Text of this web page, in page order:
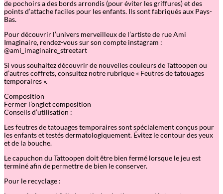
de pochoirs a des bords arrondis (pour éviter les griffures) et des
points d’attache faciles pour les enfants. Ils sont fabriqués aux Pays-
Bas.
Pour découvrir l’univers merveilleux de l’artiste de rue Ami
Imaginaire, rendez-vous sur son compte instagram :
@ami_imaginaire_streetart
Si vous souhaitez découvrir de nouvelles couleurs de Tattoopen ou
d’autres coffrets, consultez notre rubrique « Feutres de tatouages
temporaires ».
Composition
Fermer l’onglet composition
Conseils d’utilisation :
Les feutres de tatouages temporaires sont spécialement conçus pour
les enfants et testés dermatologiquement. Évitez le contour des yeux
et de la bouche.
Le capuchon du Tattoopen doit être bien fermé lorsque le jeu est
terminé afin de permettre de bien le conserver.
Pour le recyclage :